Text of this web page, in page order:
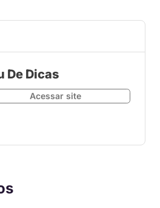
De Dicas
Acessar site